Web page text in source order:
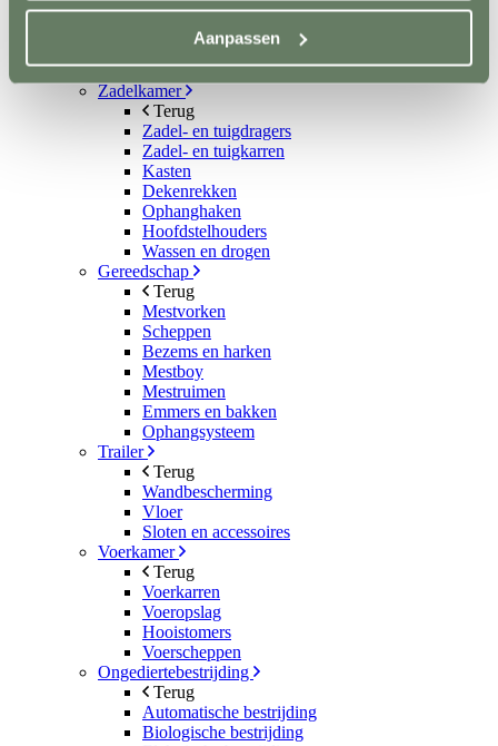
Aanpassen
Vastzetmateriaal
Douchearm
Warmwatervoorziening
Poetsbenodigheden
Zadelkamer
Terug
Zadel- en tuigdragers
Zadel- en tuigkarren
Kasten
Dekenrekken
Ophanghaken
Hoofdstelhouders
Wassen en drogen
Gereedschap
Terug
Mestvorken
Scheppen
Bezems en harken
Mestboy
Mestruimen
Emmers en bakken
Ophangsysteem
Trailer
Terug
Wandbescherming
Vloer
Sloten en accessoires
Voerkamer
Terug
Voerkarren
Voeropslag
Hooistomers
Voerscheppen
Ongediertebestrijding
Terug
Automatische bestrijding
Biologische bestrijding